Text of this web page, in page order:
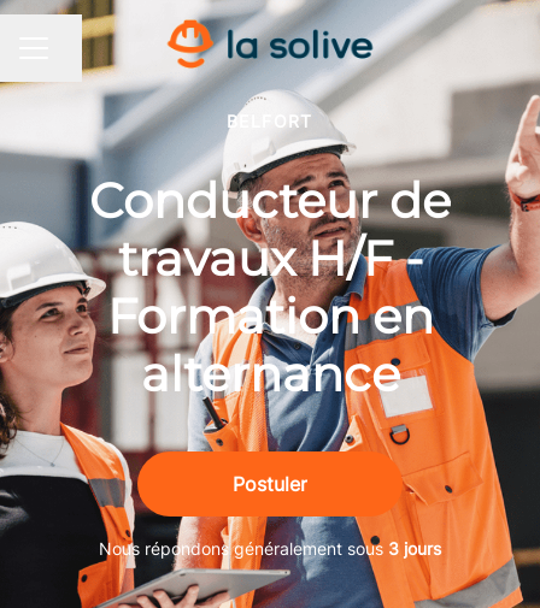
MENU CARRIÈRE
Partager la page
BELFORT
Conducteur de
travaux H/F -
Formation en
alternance
Postuler
Nous répondons généralement sous 3 jours